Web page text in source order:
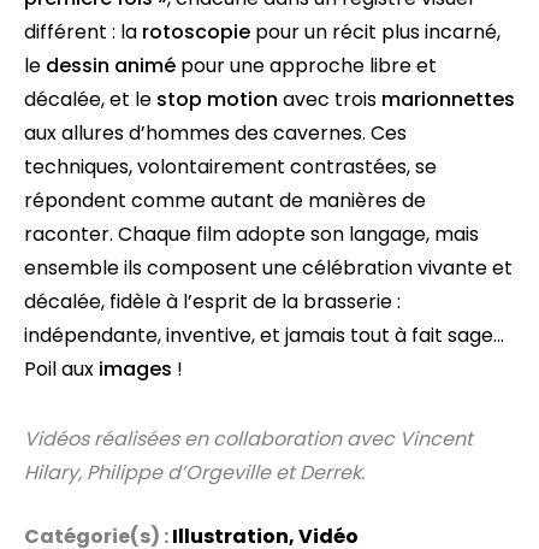
différent : la rotoscopie pour un récit plus incarné,
le dessin animé pour une approche libre et
décalée, et le stop motion avec trois marionnettes
aux allures d’hommes des cavernes. Ces
techniques, volontairement contrastées, se
répondent comme autant de manières de
raconter. Chaque film adopte son langage, mais
ensemble ils composent une célébration vivante et
décalée, fidèle à l’esprit de la brasserie :
indépendante, inventive, et jamais tout à fait sage…
Poil aux images !
Vidéos réalisées en collaboration avec Vincent
Hilary, Philippe d’Orgeville et Derrek.
Catégorie(s) :Illustration,Vidéo